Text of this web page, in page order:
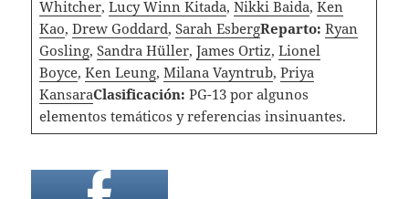
Whitcher, Lucy Winn Kitada, Nikki Baida, Ken
Kao, Drew Goddard, Sarah EsbergReparto: Ryan
Gosling, Sandra Hüller, James Ortiz, Lionel
Boyce, Ken Leung, Milana Vayntrub, Priya
KansaraClasificación: PG-13 por algunos
elementos temáticos y referencias insinuantes.